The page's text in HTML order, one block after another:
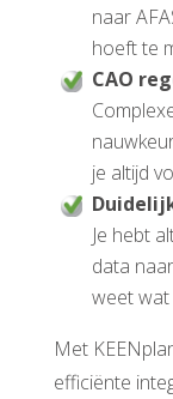
naar
hoeft te
CAO
je altijd
Je hebt
data
weet
Met
efficiënte